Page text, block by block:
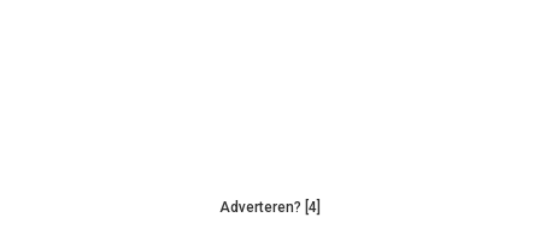
Adverteren? [4]